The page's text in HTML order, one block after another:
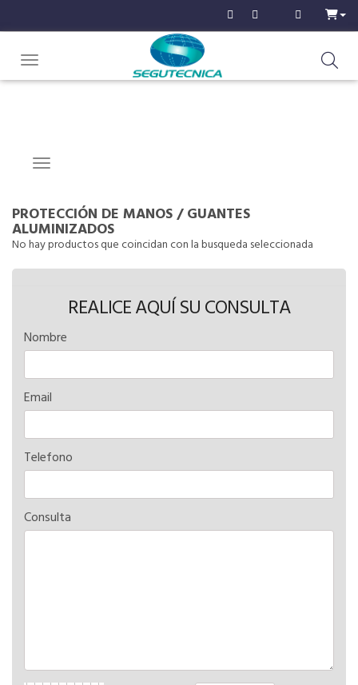
Toggle navigation
Navigation ein-/ausblenden
PROTECCIÓN DE MANOS/GUANTES
ALUMINIZADOS
No hay productos que coincidan con la busqueda seleccionada
REALICE AQUÍ SU CONSULTA
Nombre
Email
Telefono
Consulta